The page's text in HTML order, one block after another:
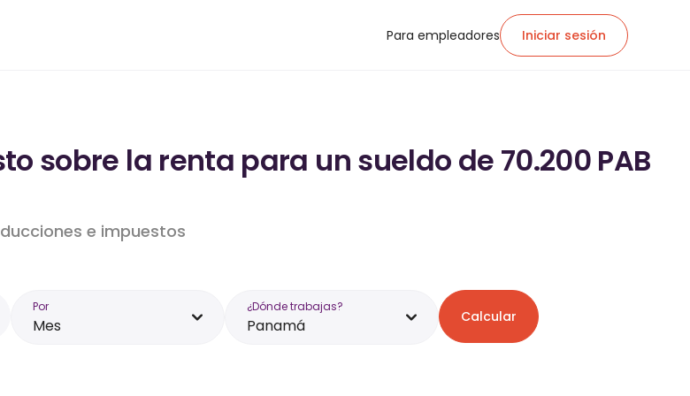
Para empleadores Iniciar sesión
sobre la renta para un sueldo de 70.200 PAB
e impuestos
Por
Mes
¿Dónde trabajas?
Panamá Calcular